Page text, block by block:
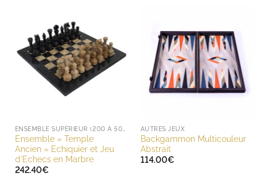
Ensemble « Temple
Ancien » Echiquier et Jeu
d’Echecs en Marbre
242.40€
AUTRES JEUX
Backgammon Multicouleur
Abstrait
114.00€